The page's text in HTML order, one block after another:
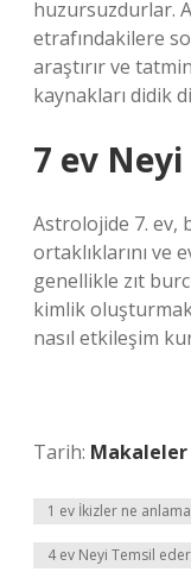
huzursuzdurlar.
etrafındakilere
araştırır ve
kaynakları didik
7 ev
Astrolojide 7. ev,
ortaklıklarını ve
genellikle zıt
kimlik
nasıl etkileşim
Tarih: Makaleler
1 ev İkizler ne
4 ev Neyi Temsil eder